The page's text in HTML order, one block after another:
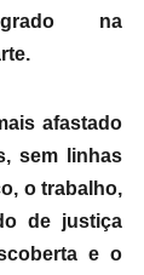
na
afastado
sem linhas
o trabalho,
de justiça
e o